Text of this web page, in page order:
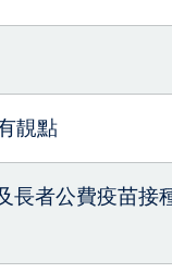
靚點
長者公費疫苗接